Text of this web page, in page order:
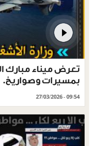
تعرض ميناء مبارك
بمسيرات وصواريخ.
27/03/2026 - 09:54